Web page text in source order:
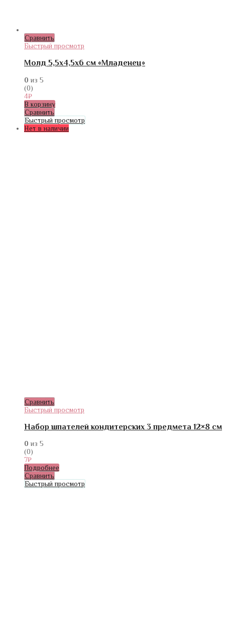
Сравнить
Быстрый просмотр
Молд 5,5х4,5х6 см «Младенец»
0 из 5
(0)
4₽
В корзину
Сравнить
Быстрый просмотр
Нет в наличии
Сравнить
Быстрый просмотр
Набор шпателей кондитерских 3 предмета 12×8 см
0 из 5
(0)
7₽
Подробнее
Сравнить
Быстрый просмотр